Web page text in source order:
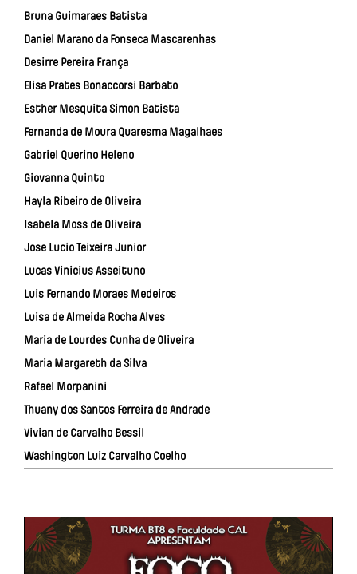
Bruna Guimaraes Batista
Daniel Marano da Fonseca Mascarenhas
Desirre Pereira França
Elisa Prates Bonaccorsi Barbato
Esther Mesquita Simon Batista
Fernanda de Moura Quaresma Magalhaes
Gabriel Querino Heleno
Giovanna Quinto
Hayla Ribeiro de Oliveira
Isabela Moss de Oliveira
Jose Lucio Teixeira Junior
Lucas Vinicius Asseituno
Luis Fernando Moraes Medeiros
Luisa de Almeida Rocha Alves
Maria de Lourdes Cunha de Oliveira
Maria Margareth da Silva
Rafael Morpanini
Thuany dos Santos Ferreira de Andrade
Vivian de Carvalho Bessil
Washington Luiz Carvalho Coelho